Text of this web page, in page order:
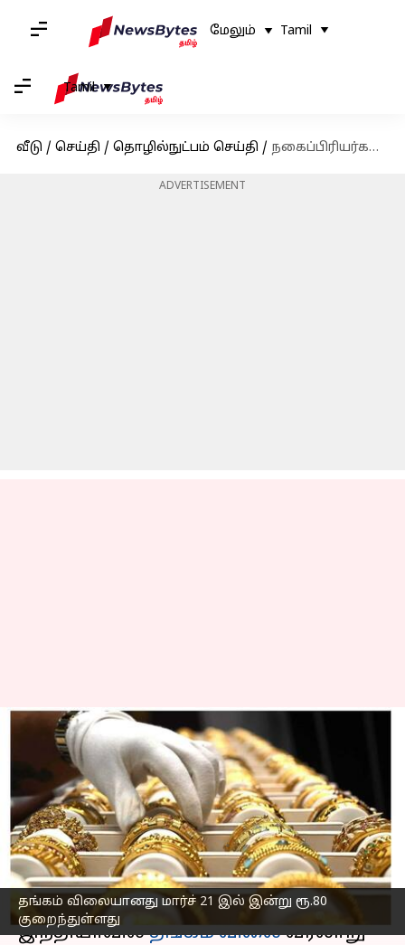
மேலும் Tamil
Tamil
வீடு / செய்தி / தொழில்நுட்பம் செய்தி / நகைப்பிரியர்களுக்கு சற்று ஆறுதல் அளித்த தங்கம் விலை - இன்றைய விபரம்
ADVERTISEMENT
தங்கம் விலையானது மார்ச் 21 இல் இன்று ரூ.80
குறைந்துள்ளது
நகைப்பிரியர்களுக்கு
சற்று ஆறுதல் அளித்த
தங்கம் விலை - இன்றைய
விபரம்
எழுதியவர் Siranjeevi Mar 21, 2023 11:50 am
செய்தி முன்னோட்டம்
இந்தியாவில்தங்கம் விலைவரலாறு